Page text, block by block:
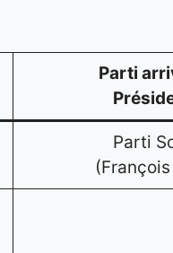
Parti
Parti